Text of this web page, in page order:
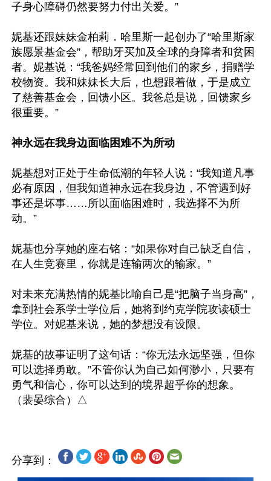
子身心障碍仍然要努力付出关爱。”
妮基还跟妹妹金柏莉．哈里斯一起创办了“哈里斯家
族愿景基金会”，帮助牙买加及全球的身障者和贫困
者。妮基说：“我爸妈经常回到他们的家乡，捐赠学
校物资。我和妹妹长大后，也想跟着做，于是成立
了慈善基金会，回馈小区。我爸总是说，回馈家乡
很重要。”
神永远在我身边面临困难不为所动
妮基想对正处于生命低潮的年轻人说：“我知道凡事
必有原因，但我知道神永远在我身边，不管遇到好
事还是坏事……所以面临困难时，我选择不为所
动。”
妮基也分享她的座右铭：“如果你对自己缺乏自信，
在人生竞赛里，你就是连输两次的输家。”
对未来充满热情的妮基比喻自己是“把脑子当身高”，
拿到社会系学士学位后，她将到约克学院攻读硕士
学位。对妮基来说，她的梦想没有设限。
妮基的故事证明了这句话：“你无法永远坚强，但你
可以选择勇敢。”不管你认为自己如何渺小，只要有
勇气和信心，你可以达到的境界超乎你的想象。
分享到：